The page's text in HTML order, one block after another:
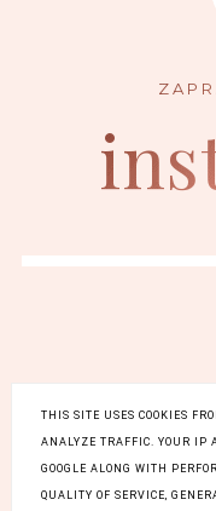
THIS SITE USES COOKIES
ANALYZE TRAFFIC. YOUR IP
GOOGLE ALONG WITH
QUALITY OF SERVICE,